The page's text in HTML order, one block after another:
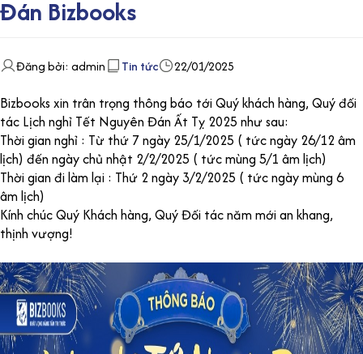
Đán Bizbooks
Đăng bởi: admin Tin tức 22/01/2025
Bizbooks xin trân trọng thông báo tới Quý khách hàng, Quý đối
tác Lịch nghỉ Tết Nguyên Đán Ất Tỵ 2025 như sau:
Thời gian nghỉ : Từ thứ 7 ngày 25/1/2025 ( tức ngày 26/12 âm
lịch) đến ngày chủ nhật 2/2/2025 ( tức mùng 5/1 âm lịch)
Thời gian đi làm lại : Thứ 2 ngày 3/2/2025 ( tức ngày mùng 6
âm lịch)
Kính chúc Quý Khách hàng, Quý Đối tác năm mới an khang,
thịnh vượng!